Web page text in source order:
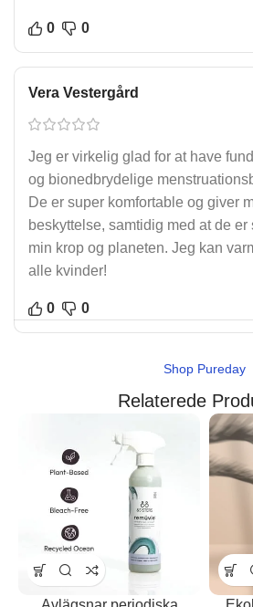
0 0
Vera Vestergård
Jeg er virkelig glad for at have
og bionedbrydelige
De er super komfortable og giver
beskyttelse, samtidig med at de er
min krop og planeten. Jeg kan
alle kvinder!
0 0
Shop Pureday
Relaterede